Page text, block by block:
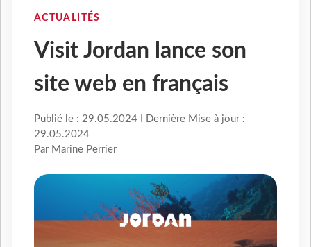
ACTUALITÉS
Visit Jordan lance son
site web en français
Publié le : 29.05.2024 I Dernière Mise à jour :
29.05.2024
Par Marine Perrier